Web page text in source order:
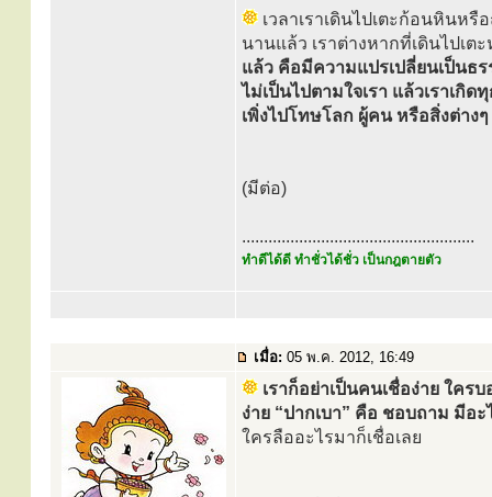
เวลาเราเดินไปเตะก้อนหินห
นานแล้ว เราต่างหากที่เดินไปเต
แล้ว คือมีความแปรเปลี่ยนเป็นธร
ไม่เป็นไปตามใจเรา แล้วเราเกิ
เพิ่งไปโทษโลก ผู้คน หรือสิ่งต่างๆ
(มีต่อ)
.....................................................
ทำดีได้ดี ทำชั่วได้ชั่ว เป็นกฎตายตัว
เมื่อ: 05 พ.ค. 2012, 16:49
เราก็อย่าเป็นคนเชื่อง่าย ใคร
ง่าย “ปากเบา” คือ ชอบถาม มีอ
ใครลืออะไรมาก็เชื่อเลย